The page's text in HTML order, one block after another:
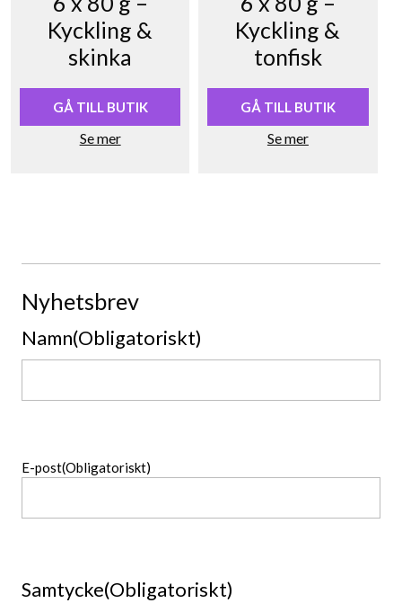
Kyckling &
skinka
GÅ TILL BUTIK
Se mer
Kyckling &
tonfisk
GÅ TILL BUTIK
Se mer
Nyhetsbrev
Namn(Obligatoriskt)
E-post(Obligatoriskt)
Samtycke(Obligatoriskt)